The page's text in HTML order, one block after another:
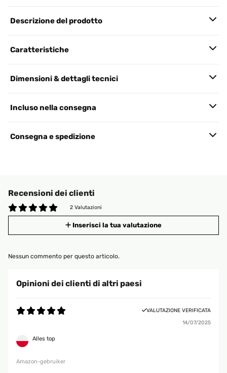
Descrizione del prodotto
Caratteristiche
Dimensioni & dettagli tecnici
Incluso nella consegna
Consegna e spedizione
Recensioni dei clienti
2 Valutazioni
Inserisci la tua valutazione
Nessun commento per questo articolo.
Opinioni dei clienti di altri paesi
VALUTAZIONE VERIFICATA
14/07/2025
Alles top
Amazon-gebruiker